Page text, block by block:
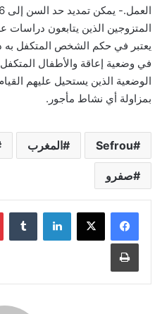
المتزوجين الذين يتابعون دراسات
يعتبر في حكم الشخص المتكفل به
في وضعية إعاقة والأطفال
الوضعية الذين يستحيل عليهم
بمزاولة أي نشاط مأجور.
Sefrou المغرب
صفرو
لينكدإن
طباعة